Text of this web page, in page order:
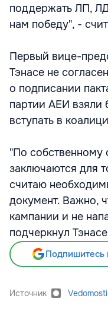
поддержать ЛП,
нам победу", -
Первый вице-
Тэнасе не
о подписании
партии АЕИ взяли
вступать в
"По собственному
заключаются для
считаю
документ. Важно,
кампании и не
подчеркнул
Подпишитесь
Источник Vedomosti